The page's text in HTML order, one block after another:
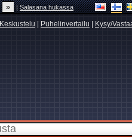
|Salasana hukassa
Keskustelu Puhelinvertailu Kysy/